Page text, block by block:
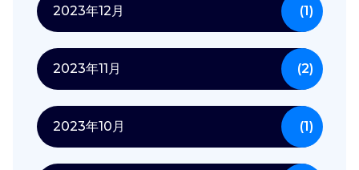
2023年12月 (1)
2023年11月 (2)
2023年10月 (1)